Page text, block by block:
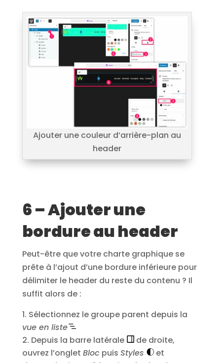
Ajouter une couleur d’arrière-plan au
header
6 – Ajouter une
bordure au header
Peut-être que votre charte graphique se
prête à l’ajout d’une bordure inférieure pour
délimiter le header du reste du contenu ? Il
suffit alors de :
Sélectionnez le groupe parent depuis la
vue en liste
Depuis la barre latérale
de droite,
ouvrez l’onglet Bloc puis Styles
et